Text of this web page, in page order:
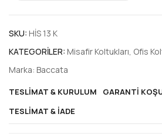
SKU: HİS 13 K
KATEGORILER: Misafir Koltukları, Ofis
Marka: Baccata
TESLIMAT & KURULUM
GARANTI
TESLIMAT & İADE